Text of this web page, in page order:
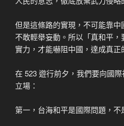
但是這條路的實現，不可能靠
不敢輕舉妄動。所以「真和平
實力，才能嚇阻中國，達成真正
在 523 遊行前夕，我們要向國
立場：
第一，台海和平是國際問題，不